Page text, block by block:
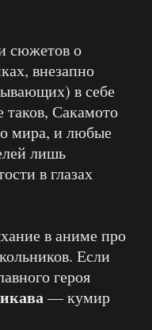
сюжетов о
внезапно
в себе
Сакамото
мира, и любые
лишь
в глазах
в аниме про
Если
героя
— кумир